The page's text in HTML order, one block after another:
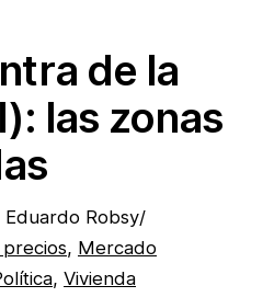
de la
las zonas
Eduardo Robsy/
, Mercado
, Vivienda